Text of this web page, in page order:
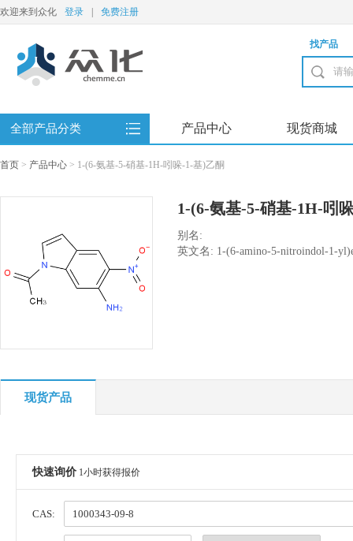
欢迎来到众化 登录 免费注册
找产品
全部产品分类 产品中心 现货商城
首页 > 产品中心 > 1-(6-氨基-5-硝基-1H-吲哚-1-基)乙酮
1-(6-氨基-5-硝基-1H-吲
别名:
英文名: 1-(6-amino-5-nitroindol-1-
现货产品
快速询价 1小时获得报价
CAS: